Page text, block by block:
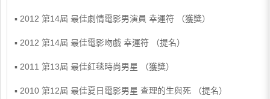
▪ 2012 第14屆 最佳劇情電影男演員 幸運符 （獲獎）
▪ 2012 第14屆 最佳電影吻戲 幸運符 （提名）
▪ 2011 第13屆 最佳紅毯時尚男星 （獲獎）
▪ 2010 第12屆 最佳夏日電影男星 查理的生與死 （提名）